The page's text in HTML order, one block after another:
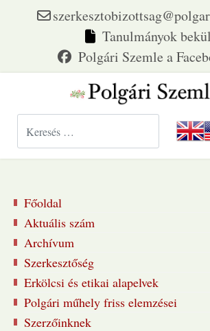
Tanulmányok
Főoldal
Aktuális szám
Archívum
Szerkesztőség
Erkölcsi és etikai alapelvek
Polgári műhely friss elemzései
Szerzőinknek